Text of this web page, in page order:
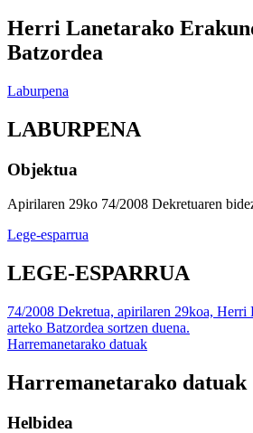
Herri Lanetarako
Batzordea
Laburpena
LABURPENA
Objektua
Apirilaren 29ko 74/2008 Dekretuaren
Lege-esparrua
LEGE-ESPARRUA
74/2008 Dekretua, apirilaren 29koa, Herri
arteko Batzordea sortzen duena.
Harremanetarako datuak
Harremanetarako datuak
Helbidea